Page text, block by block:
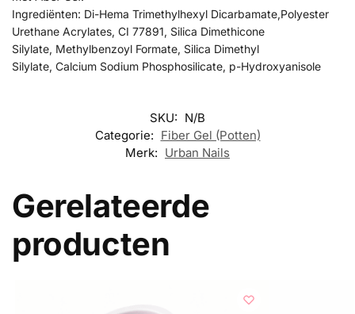
Ingrediënten: Di-Hema Trimethylhexyl Dicarbamate,Polyester
Urethane Acrylates, CI 77891, Silica Dimethicone
Silylate, Methylbenzoyl Formate, Silica Dimethyl
Silylate, Calcium Sodium Phosphosilicate, p-Hydroxyanisole
SKU: N/B
Categorie: Fiber Gel (Potten)
Merk: Urban Nails
Gerelateerde
producten